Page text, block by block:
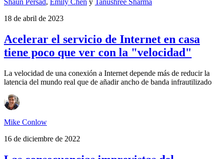
18 de abril de 2023
Acelerar el servicio de Internet en casa
tiene poco que ver con la "velocidad"
La velocidad de una conexión a Internet depende más de reducir la
latencia del mundo real que de añadir ancho de banda infrautilizado
Mike Conlow
16 de diciembre de 2022